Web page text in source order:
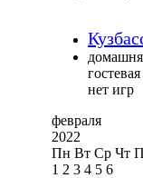
гостевая
нет игр
февраля
2022
Пн Вт Ср Чт
1 2 3 4 5 6